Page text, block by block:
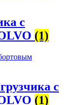
с
(1)
с
(1)